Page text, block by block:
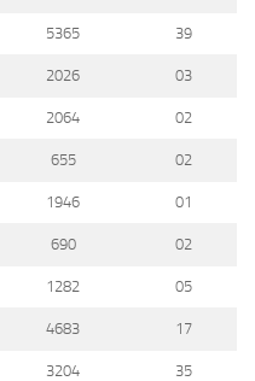
5365 39
2026 03
2064 02
655 02
1946 01
690 02
1282 05
4683 17
3204 35